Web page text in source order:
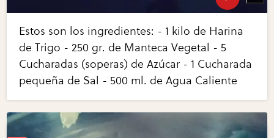
Estos son los ingredientes: - 1 kilo de Harina
de Trigo - 250 gr. de Manteca Vegetal - 5
Cucharadas (soperas) de Azúcar - 1 Cucharada
pequeña de Sal - 500 ml. de Agua Caliente